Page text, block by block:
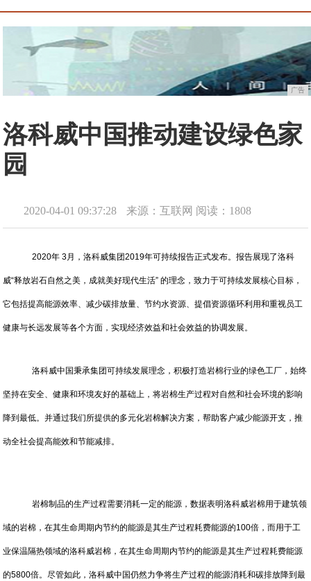
广告
洛科威中国推动建设绿色家
园
2020-04-01 09:37:28 来源：互联网 阅读：1808
2020年 3月，洛科威集团2019年可持续报告正式发布。报告展现了洛科
威“释放岩石自然之美，成就美好现代生活” 的理念，致力于可持续发展核心目标，
它包括提高能源效率、减少碳排放量、节约水资源、提倡资源循环利用和重视员工
健康与长远发展等各个方面，实现经济效益和社会效益的协调发展。
洛科威中国秉承集团可持续发展理念，积极打造岩棉行业的绿色工厂，始终
坚持在安全、健康和环境友好的基础上，将岩棉生产过程对自然和社会环境的影响
降到最低。并通过我们所提供的多元化岩棉解决方案，帮助客户减少能源开支，推
动全社会提高能效和节能减排。
岩棉制品的生产过程需要消耗一定的能源，数据表明洛科威岩棉用于建筑领
域的岩棉，在其生命周期内节约的能源是其生产过程耗费能源的100倍，而用于工
业保温隔热领域的洛科威岩棉，在其生命周期内节约的能源是其生产过程耗费能源
的5800倍。尽管如此，洛科威中国仍然力争将生产过程的能源消耗和碳排放降到最